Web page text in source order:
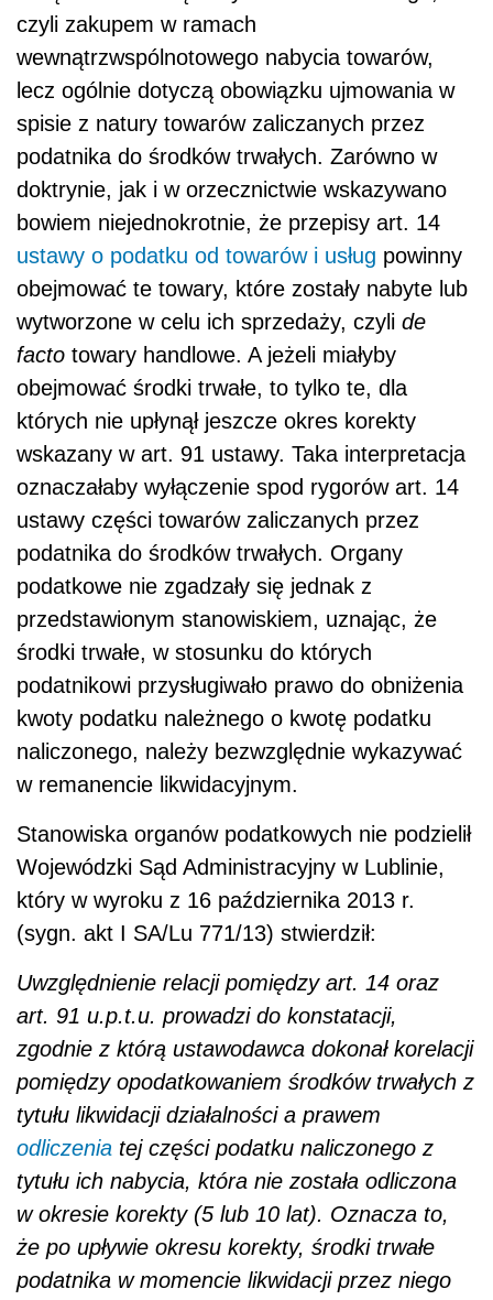
czyli zakupem w ramach
wewnątrzwspólnotowego nabycia towarów,
lecz ogólnie dotyczą obowiązku ujmowania w
spisie z natury towarów zaliczanych przez
podatnika do środków trwałych. Zarówno w
doktrynie, jak i w orzecznictwie wskazywano
bowiem niejednokrotnie, że przepisy art. 14
ustawy o podatku od towarów i usług powinny
obejmować te towary, które zostały nabyte lub
wytworzone w celu ich sprzedaży, czyli de
facto towary handlowe. A jeżeli miałyby
obejmować środki trwałe, to tylko te, dla
których nie upłynął jeszcze okres korekty
wskazany w art. 91 ustawy. Taka interpretacja
oznaczałaby wyłączenie spod rygorów art. 14
ustawy części towarów zaliczanych przez
podatnika do środków trwałych. Organy
podatkowe nie zgadzały się jednak z
przedstawionym stanowiskiem, uznając, że
środki trwałe, w stosunku do których
podatnikowi przysługiwało prawo do obniżenia
kwoty podatku należnego o kwotę podatku
naliczonego, należy bezwzględnie wykazywać
w remanencie likwidacyjnym.
Stanowiska organów podatkowych nie podzielił
Wojewódzki Sąd Administracyjny w Lublinie,
który w wyroku z 16 października 2013 r.
(sygn. akt I SA/Lu 771/13) stwierdził:
Uwzględnienie relacji pomiędzy art. 14 oraz
art. 91 u.p.t.u. prowadzi do konstatacji,
zgodnie z którą ustawodawca dokonał korelacji
pomiędzy opodatkowaniem środków trwałych z
tytułu likwidacji działalności a prawem
odliczenia tej części podatku naliczonego z
tytułu ich nabycia, która nie została odliczona
w okresie korekty (5 lub 10 lat). Oznacza to,
że po upływie okresu korekty, środki trwałe
podatnika w momencie likwidacji przez niego